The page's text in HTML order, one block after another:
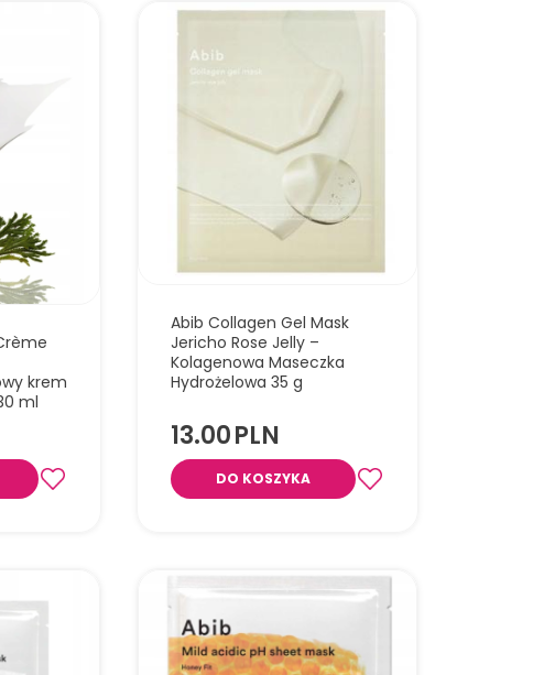
krem
ml
Hydrożelowa maseczka, która
Abib Collagen Gel Mask
Jericho Rose Jelly –
Kolagenowa Maseczka
Hydrożelowa 35 g
13.00PLN
DO KOSZYKA